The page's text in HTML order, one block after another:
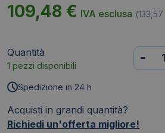
109,48 € IVA esclusa (133,57
Quantità
1 pezzi disponibili
Toner
-
Spedizione in 24 h
Acquisti in grandi quantità?
Richiedi un'offerta migliore!